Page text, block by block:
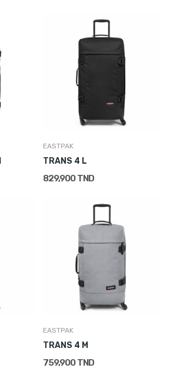
EASTPAK
TRANS 4 L
829,900 TND
EASTPAK
TRANS 4 M
759,900 TND